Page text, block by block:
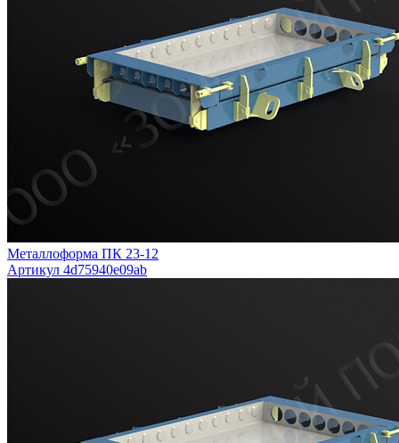
Металлоформа ПК 23-12
Артикул 4d75940e09ab